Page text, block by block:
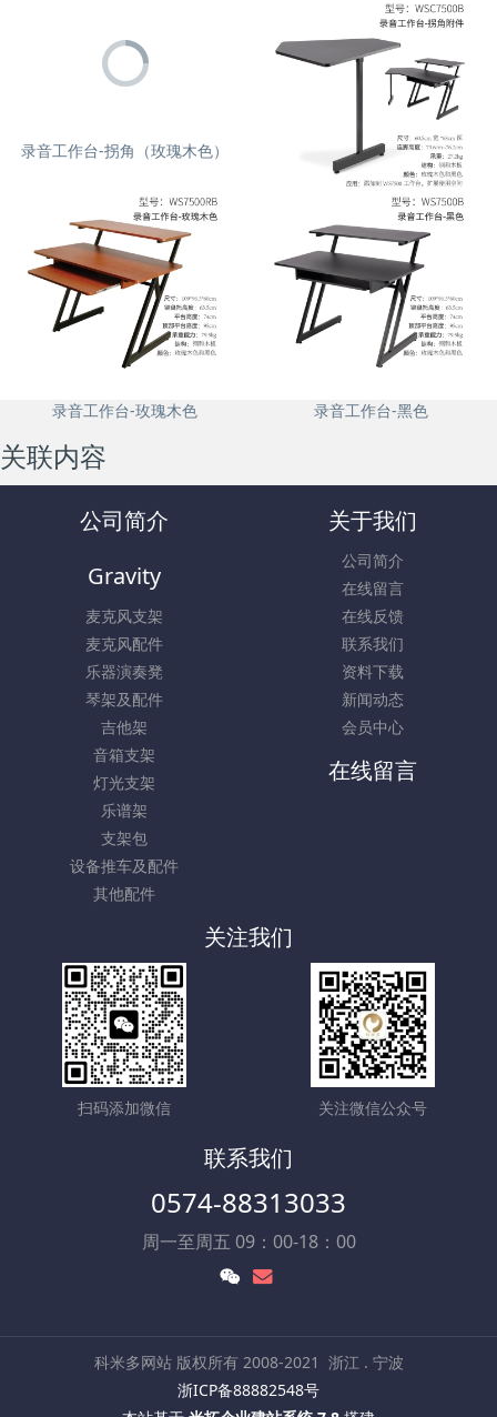
录音工作台-拐角（玫瑰木色）
录音工作台-拐角（黑色）
录音工作台-玫瑰木色 录音工作台-黑色
关联内容
公司简介 关于我们
公司简介
在线留言
在线反馈
联系我们
资料下载
新闻动态
会员中心
Gravity
麦克风支架
麦克风配件
乐器演奏凳
琴架及配件
吉他架
音箱支架
灯光支架
乐谱架
支架包
设备推车及配件
其他配件
在线留言
关注我们
扫码添加微信 关注微信公众号
联系我们
0574-88313033
周一至周五 09：00-18：00
科米多网站 版权所有 2008-2021 浙江 . 宁波
浙ICP备88882548号